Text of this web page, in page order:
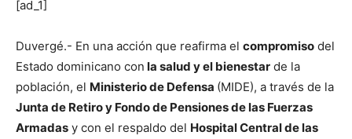
[ad_1]
Duvergé.- En una acción que reafirma el compromiso del
Estado dominicano con la salud y el bienestar de la
población, el Ministerio de Defensa (MIDE), a través de la
Junta de Retiro y Fondo de Pensiones de las Fuerzas
Armadas y con el respaldo del Hospital Central de las